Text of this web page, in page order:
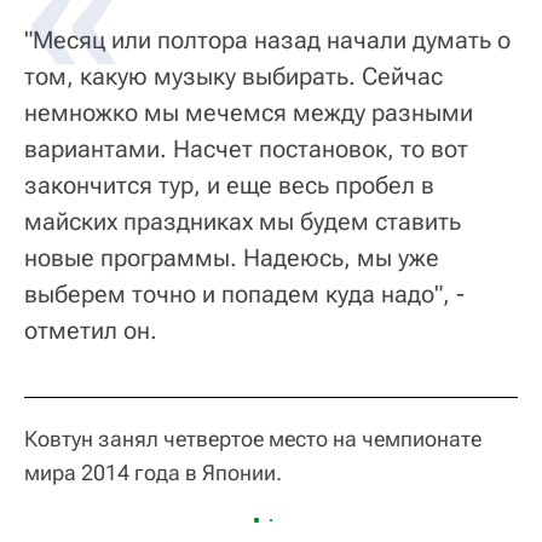
"Месяц или полтора назад начали думать о
том, какую музыку выбирать. Сейчас
немножко мы мечемся между разными
вариантами. Насчет постановок, то вот
закончится тур, и еще весь пробел в
майских праздниках мы будем ставить
новые программы. Надеюсь, мы уже
выберем точно и попадем куда надо", -
отметил он.
Ковтун занял четвертое место на чемпионате
мира 2014 года в Японии.